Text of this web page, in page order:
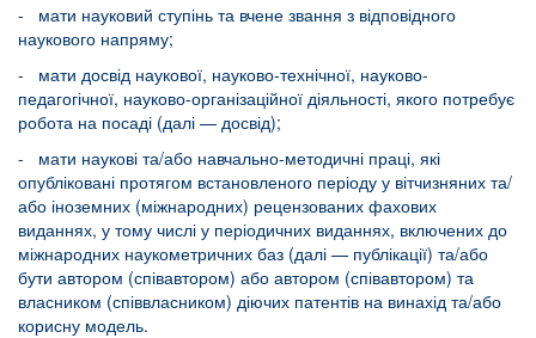
- мати науковий ступінь та вчене звання з відповідного
наукового напряму;
- мати досвід наукової, науково-технічної, науково-
педагогічної, науково-організаційної діяльності, якого потребує
робота на посаді (далі — досвід);
- мати наукові та/або навчально-методичні праці, які
опубліковані протягом встановленого періоду у вітчизняних та/
або іноземних (міжнародних) рецензованих фахових
виданнях, у тому числі у періодичних виданнях, включених до
міжнародних наукометричних баз (далі — публікації) та/або
бути автором (співавтором) або автором (співавтором) та
власником (співвласником) діючих патентів на винахід та/або
корисну модель.